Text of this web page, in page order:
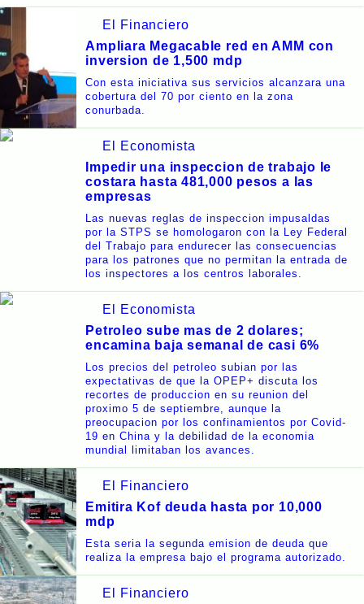
El Financiero
Ampliara Megacable red en AMM con
inversion de 1,500 mdp
Con esta iniciativa sus servicios alcanzara una
cobertura del 70 por ciento en la zona
conurbada.
El Economista
Impedir una inspeccion de trabajo le
costara hasta 481,000 pesos a las
empresas
Las nuevas reglas de inspeccion impusaldas
por la STPS se homologaron con la Ley Federal
del Trabajo para endurecer las consecuencias
para los patrones que no permitan la entrada de
los inspectores a los centros laborales.
El Economista
Petroleo sube mas de 2 dolares;
encamina baja semanal de casi 6%
Los precios del petroleo subian por las
expectativas de que la OPEP+ discuta los
recortes de produccion en su reunion del
proximo 5 de septiembre, aunque la
preocupacion por los confinamientos por Covid-
19 en China y la debilidad de la economia
mundial limitaban los avances.
El Financiero
Emitira Kof deuda hasta por 10,000
mdp
Esta seria la segunda emision de deuda que
realiza la empresa bajo el programa autorizado.
El Financiero